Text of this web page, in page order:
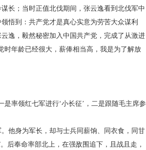
；当时正值北伐期间，张云逸看到北伐军中
悟到：共产党才是真心实意为劳苦大众谋利
逸，毅然秘密加入中国共产党，完成了从激进
时年龄已经很大，薪俸相当高，我是为了解放
率领红七军进行‘小长征’，二是跟随毛主席参
他身为军长，却与士兵同薪饷、同衣食，同甘
后奉命率部北上，在强敌围追下，且战且走，